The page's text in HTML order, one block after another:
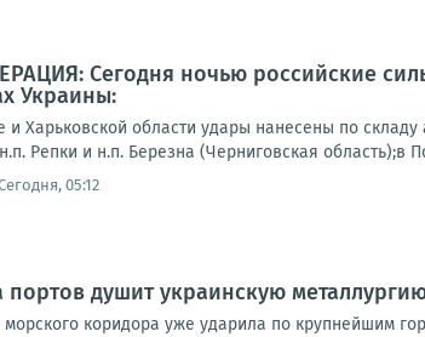
Сегодня ночью российские
Украины:
и Харьковской области удары нанесены по
Репки и н.п. Березна (Черниговская область);в
05:12
портов душит украинскую
морского коридора уже ударила по крупнейшим